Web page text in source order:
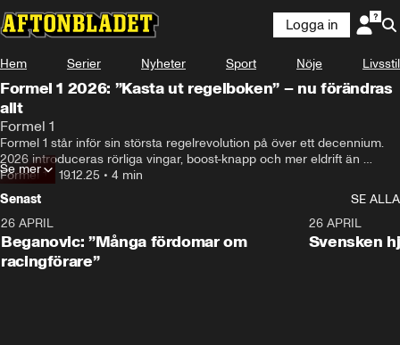
Logga in
Hem Serier Nyheter Sport Nöje Livsstil
Formel 1 2026: ”Kasta ut regelboken” – nu förändras
allt
Formel 1
Formel 1 står inför sin största regelrevolution på över ett decennium.
2026 introduceras rörliga vingar, boost-knapp och mer eldrift än
någonsin tidigare.
Formel 1• 19.12.25 • 4 min
Se mer
Senast
SE ALLA
26 APRIL
Beganovic: ”Många fördomar om
racingförare”
26 APRIL
Svensken